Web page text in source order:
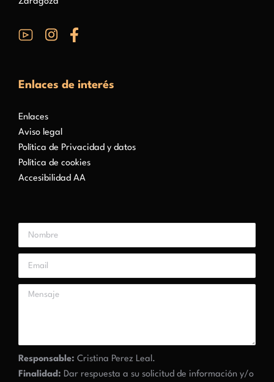
Enlaces de interés
Enlaces
Aviso legal
Política de Privacidad y datos
Política de cookies
Accesibilidad AA
Responsable: Cristina Perez Leal.
Finalidad: Dar respuesta a su solicitud de información y/o